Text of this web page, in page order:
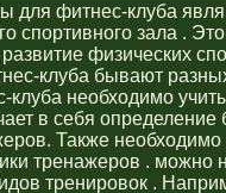
для фитнес-клуба
зала .
физических
клуба бывают
необходимо
в себя определение
Также необходимо
тренажеров . можно
тренировок .